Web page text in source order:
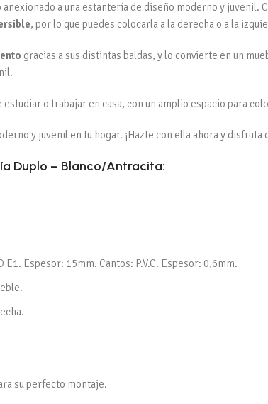
a una estantería de diseño moderno y juvenil.
, por lo que puedes colocarla a la derecha o a la
gracias a sus distintas baldas, y lo convierte en un
o trabajar en casa, con un amplio espacio para
y juvenil en tu hogar. ¡Hazte con ella ahora y
Duplo – Blanco/Antracita:
Espesor: 15mm. Cantos: P.V.C. Espesor: 0,6mm.
su perfecto montaje.